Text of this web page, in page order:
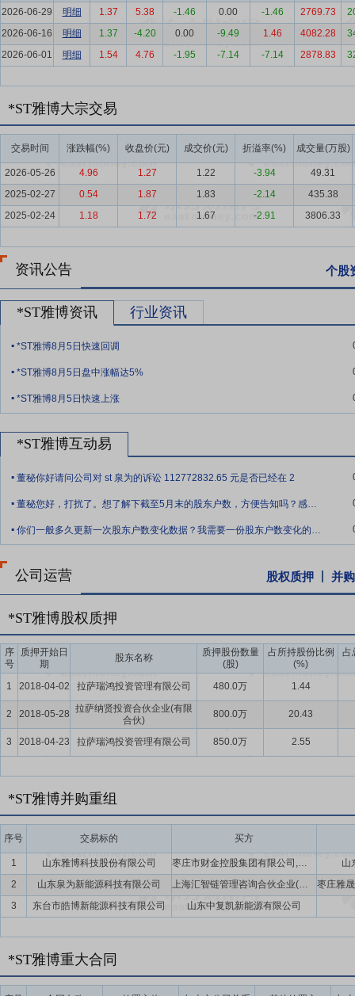
面BIPV政策形成协同，推动光伏EPC产业高质量发展，形成“国家统
制”，抓好“三项任务”。“一个机制”，就是覆盖各类主体的激励约束机
应当结合评价考核工作，统筹碳达峰碳中和、经济社会发展和能源安
妥有序降低传统行业碳排放，坚决遏制“两高”项目盲目上马。坚持有
技术。在金属屋面防水、保温隔热等传统优势技术基础上，重点突破
对不同建筑场景提供定制化、高性能的新能源建筑解决方案。公司持
伏建筑用太阳能电池背板、光伏建筑一体化建筑墙体组件等专利技术
补的技术体系，技术创新实力持续夯实。
要点8：工程经验与项目管理优势
公司兼具金属屋面围护系统大型
（墙）项目建设，又完成多个工业分布式光伏、BIPV融合项目落地。
筑牢市场口碑。
要点9：成功案例与品牌影响力
公司在金属屋面领域拥有北京大兴国
名奖、鲁班奖等多项荣誉；在新能源领域，落地泉兴水泥、沃丰水泥
开发到储能配套施工的全产业链布局，参股宣城海螺建筑光伏科技有
能配套施工，形成“BIPV+储能”的协同发展模式，持续培育设计与工
多地实施BIPV项目补贴、税收减免等政策，《“十四五”建筑节能与
顶光伏覆盖率力争达50%，政策体系从规划引领、资金支持到市场创
伏作为分布式光伏核心组成形式，市场规模持续扩大，“光伏+建筑”
项目经验与BIPV技术融合优势，成为建筑光伏一体化领域的重要参
品牌认可度持续提升，获得市场与客户的双重认可。
要点13：渠道优势
公司建立了覆盖全国的销售渠道与服务网络，可
理，聚焦优质客户与优质项目，提升渠道运营效率。公司深化产业链
时通过优化供应链管理、整合产业资源，有效降低项目实施成本，提
竞争力，为业务持续发展拓宽渠道空间。
要点14：人才优势
公司拥有一支兼具金属围护系统、光伏新能源、
方面拥有深厚的专业知识与丰富的行业经验。公司持续强化人才培养
通过理论与项目实践结合，提升团队在BIPV方案设计、工程实施、技
为公司双主业融合发展提供坚实的人才支撑。
要点15：中标项目签订工程分包合同
程局有限公司(以下简称“中建四局”)签订了《杭州大会展中心一期项
营业收入的291.04%,具体以最终实际结算为准。本次山东雅百特合
行,预计将对公司未来经营业绩产生积极影响。
2026-06-29
明细 1.37 5.38 -1.46 0.00 -1.46 2769.73
2026-06-16
明细 1.37 -4.20 0.00 -9.49 1.46 4082.28
2026-06-01
明细 1.54 4.76 -1.95 -7.14 -7.14 2878.83
*ST雅博大宗交易
交易时间 涨跌幅(%) 收盘价(元) 成交价(元) 折溢率(%) 成交量(万股)
2026-05-26 4.96 1.27 1.22 -3.94
49.31
2025-02-27
0.54 1.87 1.83 -2.14
435.38
2025-02-24
1.18 1.72 1.67 -2.91 3806.33
资讯公告 个股
*ST雅博资讯 行业资讯
. *ST雅博8月5日快速回调
. *ST雅博8月5日盘中涨幅达5%
. *ST雅博8月5日快速上涨
*ST雅博互动易
. 董秘你好请问公司对 st 泉为的诉讼 112772832.65 元是否已经在 2
. 董秘您好，打扰了。想了解下截至5月末的股东户数，方便告知吗？感谢公司的解答。
. 你们一般多久更新一次股东户数变化数据？我需要一份股东户数变化的数据，最好十天一次
公司运营 股权质押 并
*ST雅博股权质押
序
号
质押开始日
期
股东名称
质押股份数量
(股)
占所持股份比例
(%)
占
1 2018-04-02 拉萨瑞鸿投资管理有限公司 480.0万 1.44
2 2018-05-28 拉萨纳贤投资合伙企业(有限
合伙)
800.0万 20.43
3 2018-04-23 拉萨瑞鸿投资管理有限公司 850.0万 2.55
*ST雅博并购重组
序号 交易标的 买方
1 山东雅博科技股份有限公司 枣庄市财金控股集团有限公司,山东财汇控股集团有限公司
山
2
山东泉为新能源科技有限公司
上海汇智链管理咨询合伙企业(有限合伙)
3
东台市皓博新能源科技有限公司 山东中复凯新能源有限公司
*ST雅博重大合同